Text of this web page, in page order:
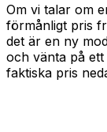
Om vi talar om
förmånligt pris
det är en ny
och vänta på
faktiska pris